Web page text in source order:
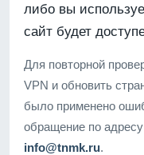
либо вы
сайт будет
Для повторной
VPN и обновить
было применено
обращение по
info@tnmk.ru.